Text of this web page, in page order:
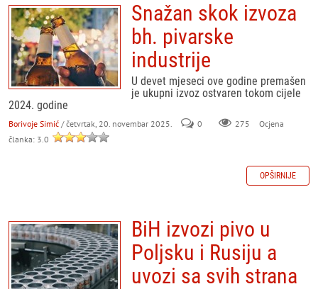
Snažan skok izvoza
bh. pivarske
industrije
U devet mjeseci ove godine premašen
je ukupni izvoz ostvaren tokom cijele
2024. godine
Borivoje Simić / četvrtak, 20. novembar 2025. 0 275
Ocjena
članka: 3.0
OPŠIRNIJE
BiH izvozi pivo u
Poljsku i Rusiju a
uvozi sa svih strana